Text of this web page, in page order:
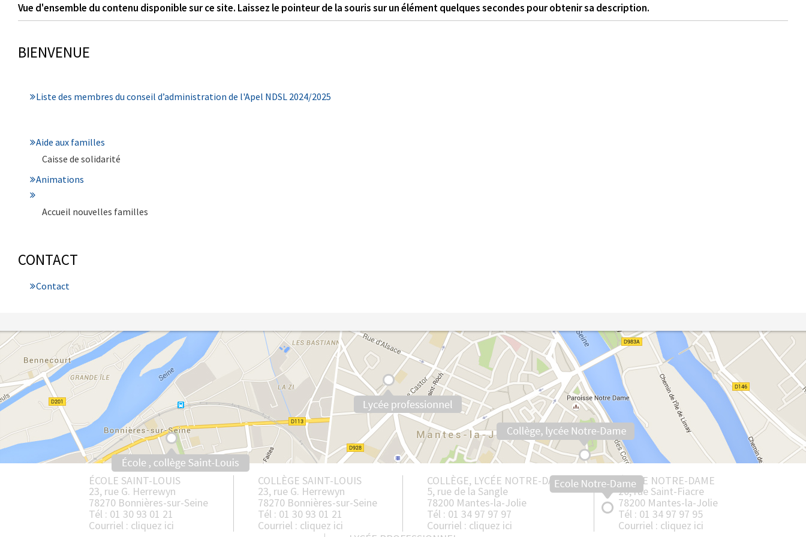
Vue d'ensemble du contenu disponible sur ce site. Laissez le pointeur de la souris sur un élément quelques secondes pour obtenir sa description.
BIENVENUE
Liste des membres du conseil d’administration de l'Apel NDSL 2024/2025
Aide aux familles
Caisse de solidarité
Animations
Accueil nouvelles familles
CONTACT
Contact
ÉCOLE SAINT-LOUIS
23, rue G. Herrewyn
78270 Bonnières-sur-Seine
Tél : 01 30 93 01 21
Courriel : cliquez ici
COLLÈGE SAINT-LOUIS
23, rue G. Herrewyn
78270 Bonnières-sur-Seine
Tél : 01 30 93 01 21
Courriel : cliquez ici
COLLÈGE, LYCÉE NOTRE-DAME
5, rue de la Sangle
78200 Mantes-la-Jolie
Tél : 01 34 97 97 97
Courriel : cliquez ici
ÉCOLE NOTRE-DAME
20, rue Saint-Fiacre
78200 Mantes-la-Jolie
Tél : 01 34 97 97 95
Courriel : cliquez ici